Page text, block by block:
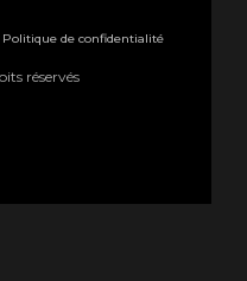
Politique de confidentialité
réservés